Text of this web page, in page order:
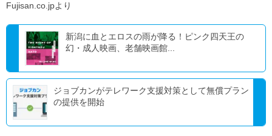
Fujisan.co.jpより
新潟に血とエロスの雨が降る！ピンク四天王の
幻・成人映画、老舗映画館...
ジョブカンがテレワーク支援対策として無償プラン
の提供を開始